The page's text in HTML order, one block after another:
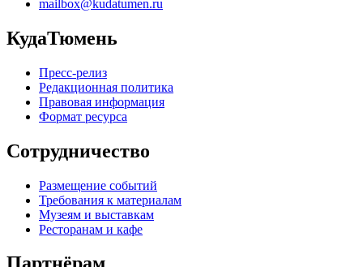
mailbox@kudatumen.ru
КудаТюмень
Пресс-релиз
Редакционная политика
Правовая информация
Формат ресурса
Сотрудничество
Размещение событий
Требования к материалам
Музеям и выставкам
Ресторанам и кафе